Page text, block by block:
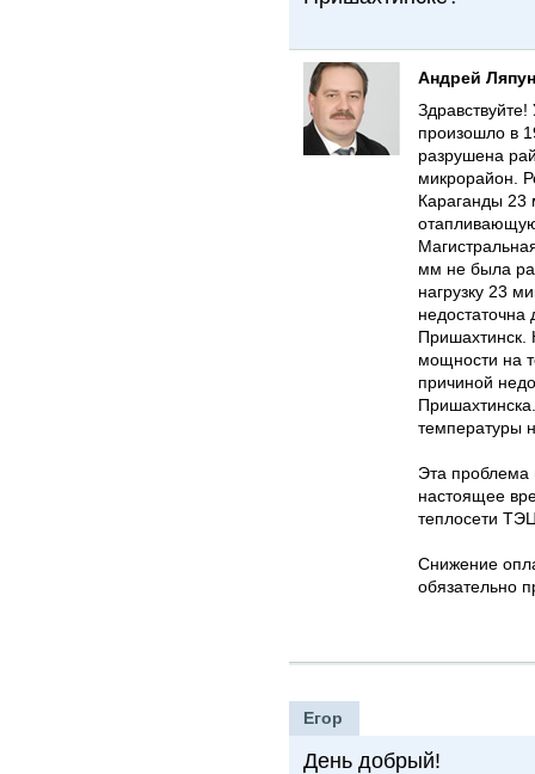
Андрей
произошло в
разрушена
микрорайон.
Караганды
мм не была
нагрузку 23
Пришахтинск.
мощности на
причиной
температуры
Эта проблема
настоящее
теплосети
Снижение
обязательно
Егор
День добрый!